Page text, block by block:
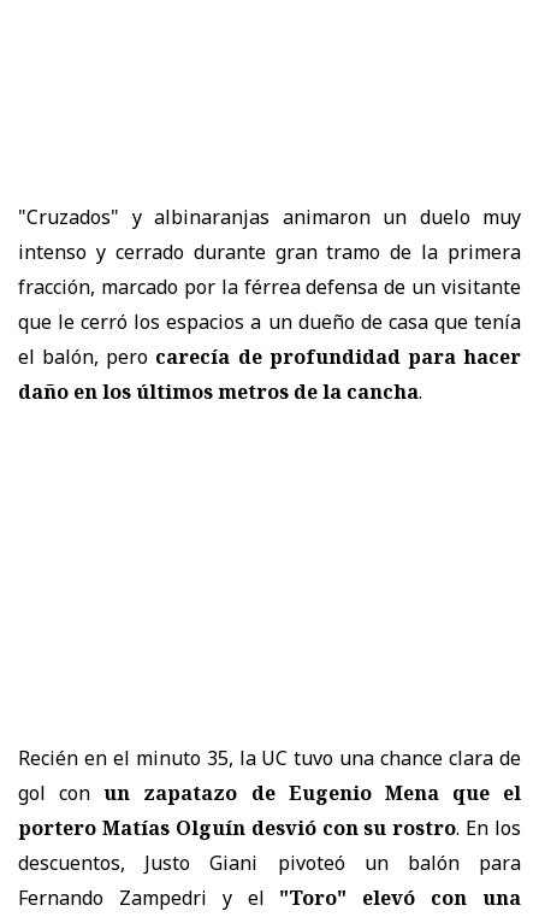
"Cruzados" y albinaranjas animaron un duelo muy
intenso y cerrado durante gran tramo de la primera
fracción, marcado por la férrea defensa de un visitante
que le cerró los espacios a un dueño de casa que tenía
el balón, pero carecía de profundidad para hacer
daño en los últimos metros de la cancha.
Recién en el minuto 35, la UC tuvo una chance clara de
gol conun zapatazo de Eugenio Mena que el
portero Matías Olguín desvió con su rostro. En los
descuentos, Justo Giani pivoteó un balón para
Fernando Zampedri y el "Toro" elevó con una